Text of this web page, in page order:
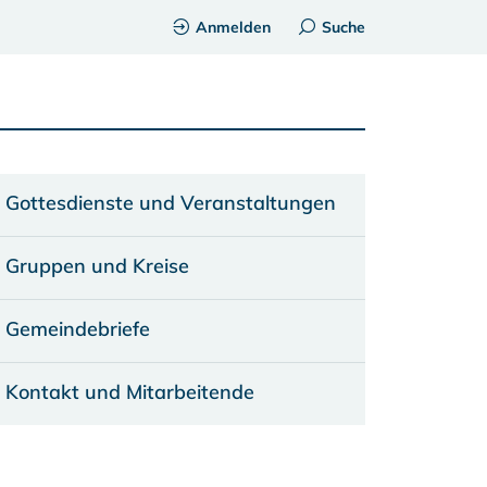
Anmelden Suche
Gottesdienste und Veranstaltungen
Gruppen und Kreise
Gemeindebriefe
Kontakt und Mitarbeitende